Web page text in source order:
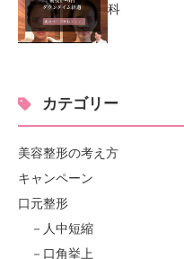
科
カテゴリー
美容整形の考え方
キャンペーン
口元整形
人中短縮
口角挙上